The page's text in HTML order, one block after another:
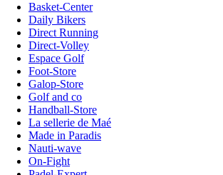
Basket-Center
Daily Bikers
Direct Running
Direct-Volley
Espace Golf
Foot-Store
Galop-Store
Golf and co
Handball-Store
La sellerie de Maé
Made in Paradis
Nauti-wave
On-Fight